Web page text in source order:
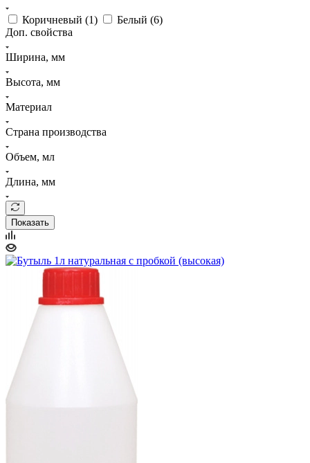
Коричневый (1) Белый (6)
Доп. свойства
Ширина, мм
Высота, мм
Материал
Страна производства
Объем, мл
Длина, мм
Показать